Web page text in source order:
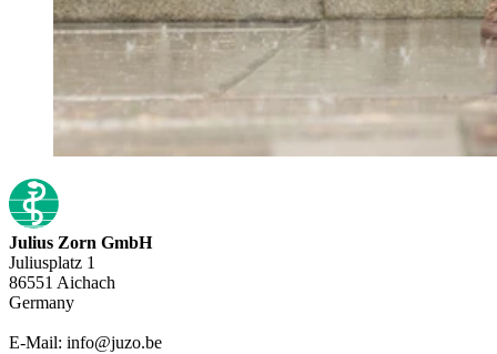
Julius Zorn GmbH
Juliusplatz 1
86551 Aichach
Germany
E-Mail: info@juzo.be